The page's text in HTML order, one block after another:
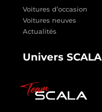
Voitures d’occasion
Voitures neuves
Actualités
Univers SCALA